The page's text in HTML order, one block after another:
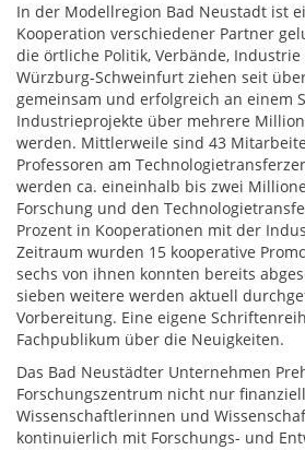
In der Modellregion Bad Neustadt ist
Kooperation verschiedener Partner
die örtliche Politik, Verbände,
Würzburg-Schweinfurt ziehen seit
gemeinsam und erfolgreich an einem
Industrieprojekte über mehrere
werden. Mittlerweile sind 43
Professoren am
werden ca. eineinhalb bis zwei
Forschung und den
Prozent in Kooperationen mit der
Zeitraum wurden 15 kooperative
sechs von ihnen konnten bereits
sieben weitere werden aktuell
Vorbereitung. Eine eigene
Fachpublikum über die Neuigkeiten.
Das Bad Neustädter Unternehmen
Forschungszentrum nicht nur
Wissenschaftlerinnen und
kontinuierlich mit Forschungs- und